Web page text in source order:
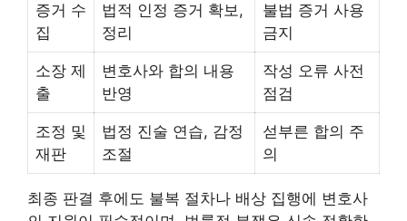
증거 수
집
법적 인정 증거 확보,
정리
불법 증거 사용
금지
소장 제
출
변호사와 합의 내용
반영
작성 오류 사전
점검
조정 및
재판
법정 진술 연습, 감정
조절
섣부른 합의 주
의
최종 판결 후에도 불복 절차나 배상 집행에 변호사